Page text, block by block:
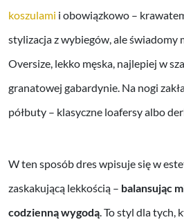
koszulami i obowiązkowo –
stylizacja z wybiegów, ale świadomy
Oversize, lekko męska, najlepiej w
granatowej gabardynie. Na nogi
półbuty – klasyczne loafersy albo
W ten sposób dres wpisuje się w
zaskakującą lekkością – balansując
codzienną wygodą. To styl dla tych,